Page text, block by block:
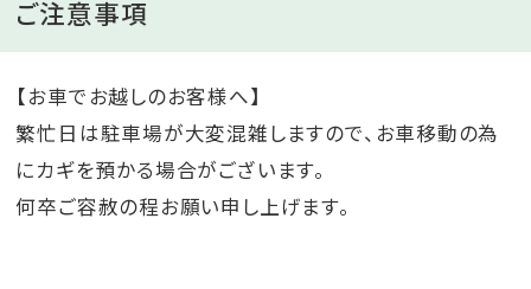
ご注意事項
【お車でお越しのお客様へ】
繁忙日は駐車場が大変混雑しますので、お車移動の為
にカギを預かる場合がございます。
何卒ご容赦の程お願い申し上げます。